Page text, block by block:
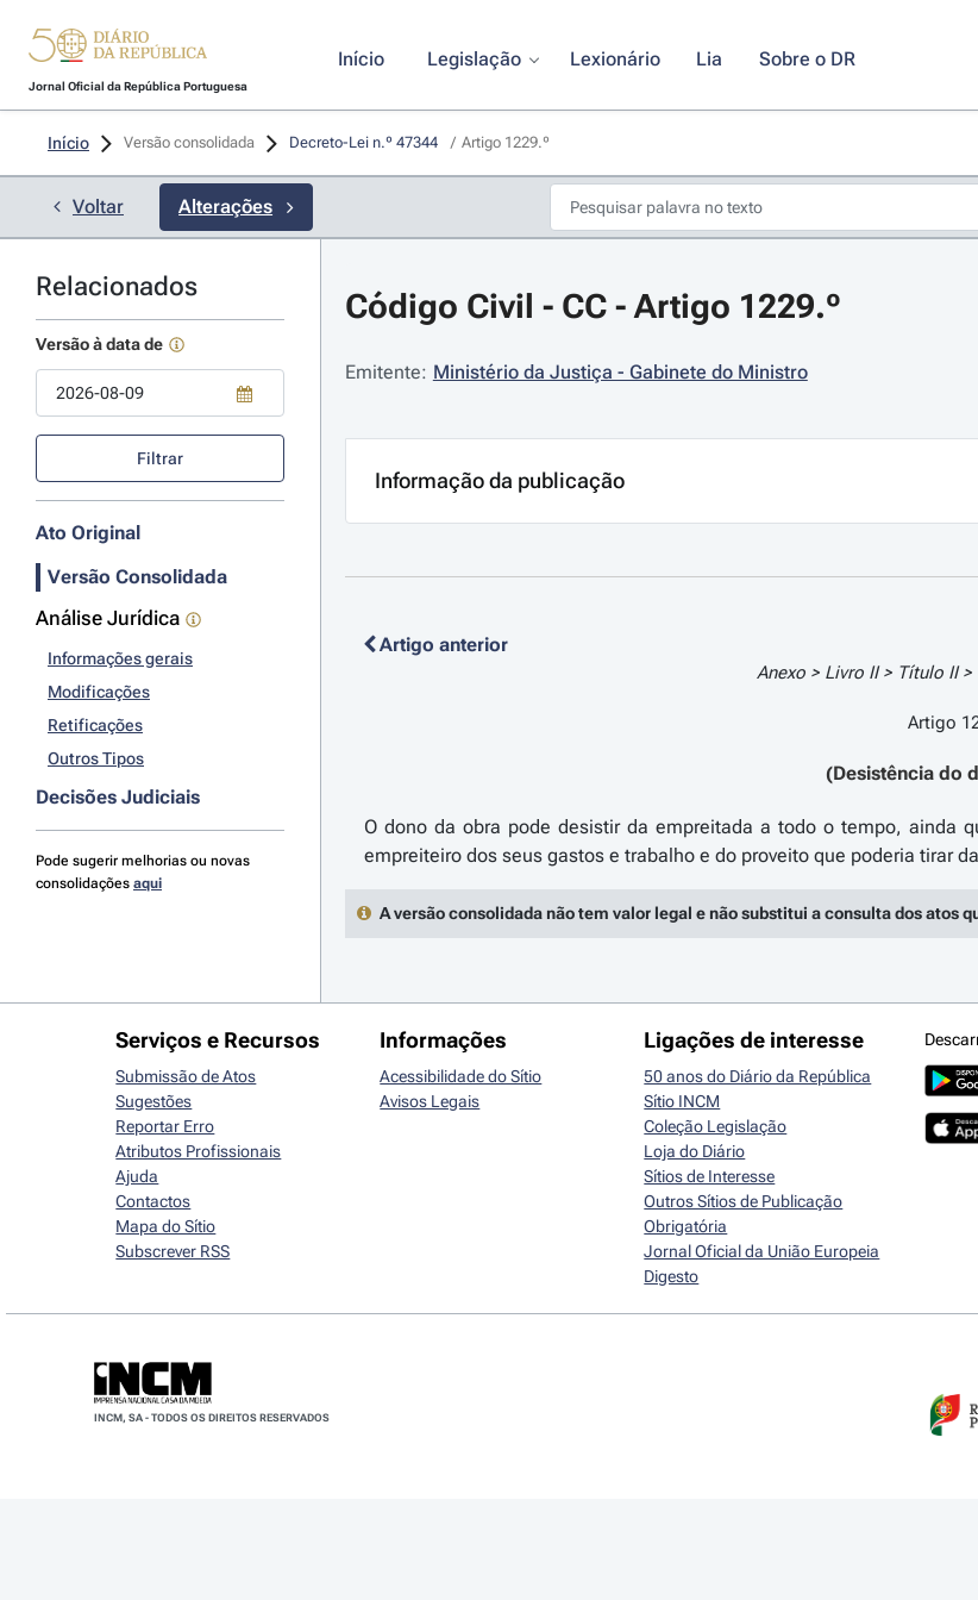
Jornal Oficial da República Portuguesa
Início Legislação Lexionário Lia Sobre o DR
Início Versão consolidada Decreto-Lei n.º 47344 / Artigo 1229.º
Voltar Alterações
Relacionados
Versão à data de
Filtrar
Ato Original
Versão Consolidada
Análise Jurídica
Informações gerais
Modificações
Retificações
Outros Tipos
Decisões Judiciais
Pode sugerir melhorias ou novas
consolidações aqui
Código Civil - CC - Artigo 1229.º
Emitente: Ministério da Justiça - Gabinete do Ministro
Informação da publicação
Artigo anterior
Anexo > Livro II > Título II
Artigo
(Desistência do
O dono da obra pode desistir da empreitada a todo o tempo, ainda
A versão consolidada não tem valor legal e não substitui a consulta dos atos
Serviços e Recursos
Submissão de Atos
Sugestões
Reportar Erro
Atributos Profissionais
Ajuda
Contactos
Mapa do Sítio
Subscrever RSS
Informações
Acessibilidade do Sítio
Avisos Legais
Ligações de interesse
50 anos do Diário da República
Sítio INCM
Coleção Legislação
Loja do Diário
Sítios de Interesse
Outros Sítios de Publicação
Obrigatória
Jornal Oficial da União Europeia
Digesto
INCM, SA - TODOS OS DIREITOS RESERVADOS